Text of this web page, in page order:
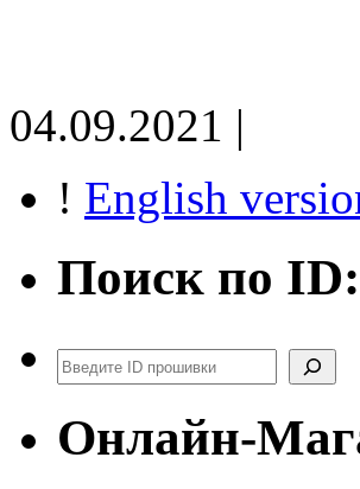
04.09.2021 |
! English
Поиск по ID:
Поиск
Онлайн-